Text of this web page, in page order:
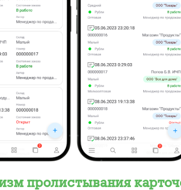
пролистывания